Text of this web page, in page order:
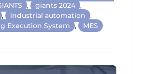
, giants 2024 ,
, industrial automation
,
Execution System
, MES